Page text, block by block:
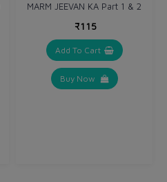
MARM JEEVAN KA Part 1 & 2
₹115
Add To Cart
Buy Now